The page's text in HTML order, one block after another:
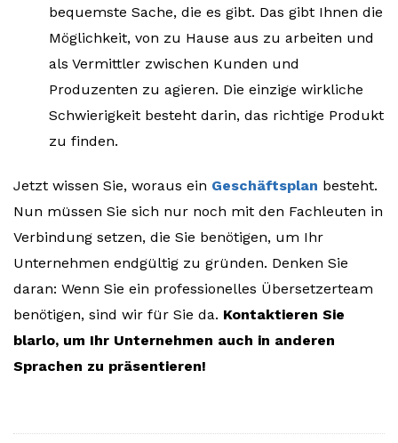
bequemste Sache, die es gibt. Das gibt Ihnen die
Möglichkeit, von zu Hause aus zu arbeiten und
als Vermittler zwischen Kunden und
Produzenten zu agieren. Die einzige wirkliche
Schwierigkeit besteht darin, das richtige Produkt
zu finden.
Jetzt wissen Sie, woraus ein Geschäftsplan besteht.
Nun müssen Sie sich nur noch mit den Fachleuten in
Verbindung setzen, die Sie benötigen, um Ihr
Unternehmen endgültig zu gründen. Denken Sie
daran: Wenn Sie ein professionelles Übersetzerteam
benötigen, sind wir für Sie da. Kontaktieren Sie
blarlo, um Ihr Unternehmen auch in anderen
Sprachen zu präsentieren!